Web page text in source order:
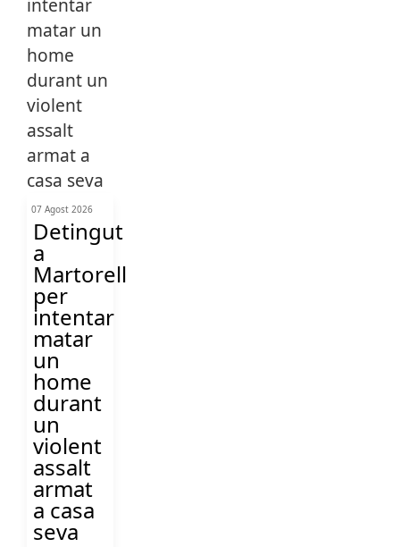
07 Agost 2026
Detingut
a
Martorell
per
intentar
matar
un
home
durant
un
violent
assalt
armat
a casa
seva